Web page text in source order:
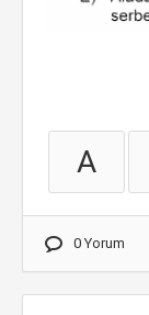
A
0 Yorum